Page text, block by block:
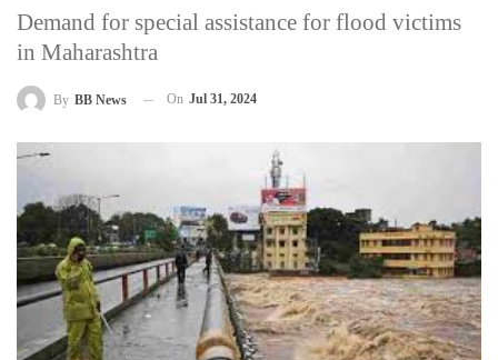
Demand for special assistance for flood victims
in Maharashtra
By BB News On Jul 31, 2024